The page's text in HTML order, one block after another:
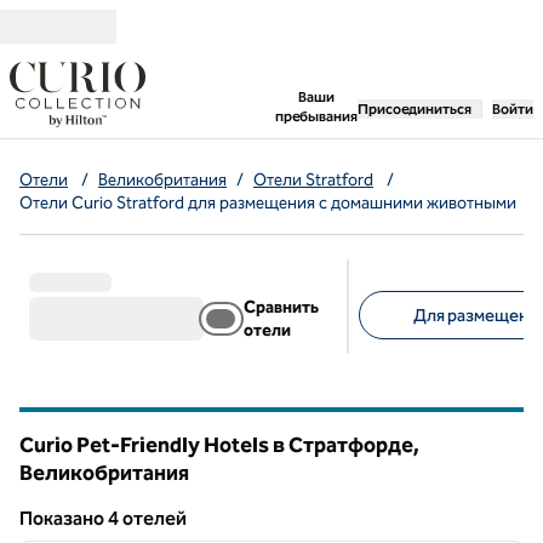
Ваши
пребывания
,открывается новая
Присоединиться Войти
Отели / Великобритания / Отели Stratford
/
Отели Curio Stratford для размещения с домашними животными
Сравнить
отели
Для
Curio Pet-Friendly Hotels в Стратфорде,
Великобритания
Показанo 4 отелей